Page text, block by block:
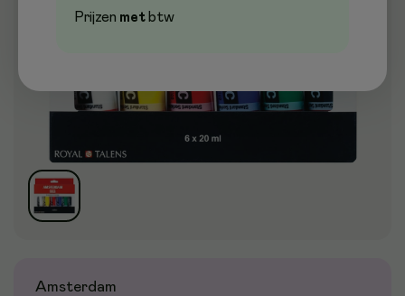
Amsterdam
Prijzen metbtw